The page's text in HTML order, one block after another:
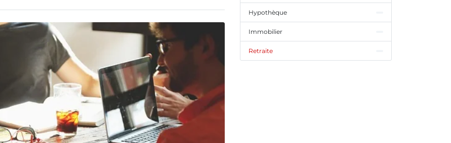
Hypothèque
Immobilier
Retraite